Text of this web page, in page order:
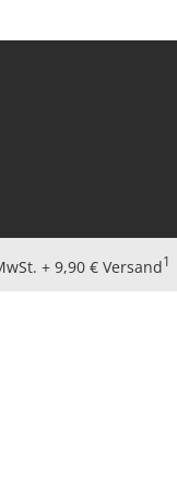
+ 9,90 € Versand1